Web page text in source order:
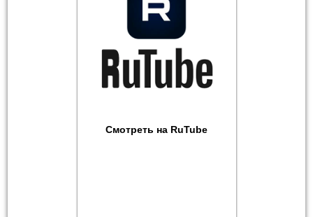
Смотреть на RuTube